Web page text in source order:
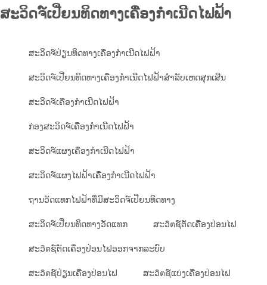
ສະວິດຈ໌ເປີ່ຍນທິດທາງເຄື່ອງກຳເນີດໄຟຟ້າ
ສະວິດຈ໌ປ່ຽນທິດທາງເຄື່ອງກຳເນີດໄຟຟ້າ
ສະວິດຈ໌ເປີ່ຍນທິດທາງເຄື່ອງກຳເນີດໄຟຟ້າສຳລັບເຫດສຸກເສີນ
ສະວິດຈ໌ເຄື່ອງກຳເນີດໄຟຟ້າ
ກ່ອງສະວິດຈ໌ເຄື່ອງກຳເນີດໄຟຟ້າ
ສະວິດຈ໌ແຜງເຄື່ອງກຳເນີດໄຟຟ້າ
ສະວິດຈ໌ແຜງໄຟຟ້າເຄື່ອງກຳເນີດໄຟຟ້າ
ຖານວັດແທກໄຟຟ້າທີ່ມີສະວິດຈ໌ເປີ່ຍນທິດທາງ
ສະວິດຈ໌ເປີ່ຍນທິດທາງວັດແທກ ສະວิตຊ໌ຕັດເຄື່ອງປ່ອນໄຟ
ສະວิตຊ໌ຕັດເຄື່ອງປ່ອນໄຟອອກຈາກລະບົບ
ສະວิตຊ໌ປ່ຽນເຄື່ອງປ່ອນໄຟ ສະວิตຊ໌ແບ່ງເຄື່ອງປ່ອນໄຟ